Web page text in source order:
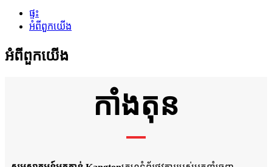
ផ្ទះ
អំពី​ពួក​យើង
អំពី​ពួក​យើង
កាំងតុន